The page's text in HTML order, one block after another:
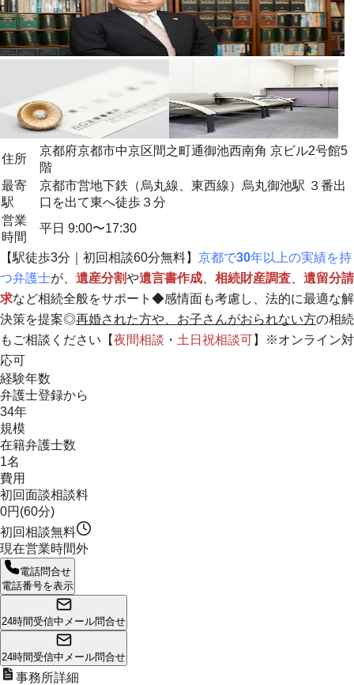
住所
京都府京都市中京区間之町通御池西南角 京ビル2号館5
階
最寄
駅
京都市営地下鉄（烏丸線、東西線）烏丸御池駅 ３番出
口を出て東へ徒歩３分
営業
時間
平日 9:00〜17:30
【駅徒歩3分｜初回相談60分無料】 京都で30年以上の実績を持
つ弁護士が、 遺産分割や遺言書作成 相続財産調査
遺留分請
求など相続全般をサポート◆感情面も考慮し、法的に最適な解
決策を提案◎再婚された方や、お子さんがおられない方の相続
もご相談ください【夜間相談 ・ 土日祝相談可】※オンライン対
応可
経験年数
弁護士登録から
34年
規模
在籍弁護士数
1名
費用
初回面談相談料
0円(60分)
初回相談無料
現在営業時間外
電話問合せ
電話番号を表示
24時間受信中 メール問合せ
24時間受信中 メール問合せ
事務所詳細